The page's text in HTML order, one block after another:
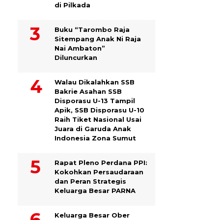
di Pilkada
Buku “Tarombo Raja
Sitempang Anak Ni Raja
Nai Ambaton”
Diluncurkan
Walau Dikalahkan SSB
Bakrie Asahan SSB
Disporasu U-13 Tampil
Apik, SSB Disporasu U-10
Raih Tiket Nasional Usai
Juara di Garuda Anak
Indonesia Zona Sumut
Rapat Pleno Perdana PPI:
Kokohkan Persaudaraan
dan Peran Strategis
Keluarga Besar PARNA
Keluarga Besar Ober